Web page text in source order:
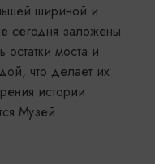
шириной и
сегодня заложены.
моста и
что делает их
истории
Музей